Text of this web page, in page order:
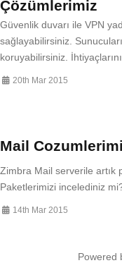
Çözümlerimiz
Güvenlik duvarı ile VPN
sağlayabilirsiniz.
koruyabilirsiniz.
20th Mar 2015
Mail
Zimbra Mail serverile artık
Paketlerimizi incelediniz
14th Mar 2015
Powered